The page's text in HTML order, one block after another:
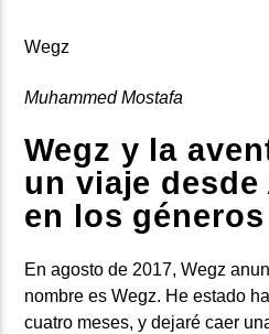
Wegz
Muhammed Mostafa
Wegz y la
un viaje
en los géneros
En agosto de 2017, Wegz
nombre es Wegz. He estado
cuatro meses, y dejaré caer